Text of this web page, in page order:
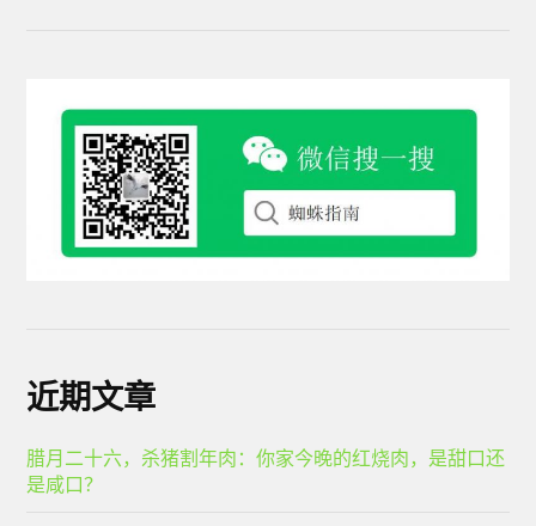
近期文章
腊月二十六，杀猪割年肉：你家今晚的红烧肉，是甜口还
是咸口？